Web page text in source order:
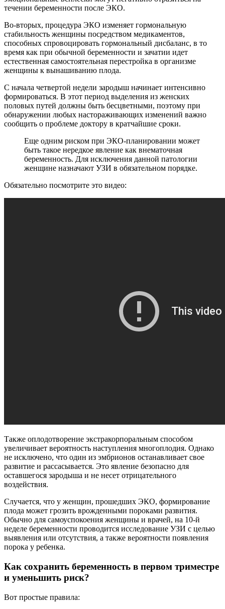
течении беременности после ЭКО.
Во-вторых, процедура ЭКО изменяет гормональную
стабильность женщины посредством медикаментов,
способных спровоцировать гормональный дисбаланс, в то
время как при обычной беременности и зачатии идет
естественная самостоятельная перестройка в организме
женщины к вынашиванию плода.
С начала четвертой недели зародыш начинает интенсивно
формироваться. В этот период выделения из женских
половых путей должны быть бесцветными, поэтому при
обнаружении любых настораживающих изменений важно
сообщить о проблеме доктору в кратчайшие сроки.
Еще одним риском при ЭКО-планировании может
быть такое нередкое явление как внематочная
беременность. Для исключения данной патологии
женщине назначают УЗИ в обязательном порядке.
Обязательно посмотрите это видео:
Также оплодотворение экстракорпоральным способом
увеличивает вероятность наступления многоплодия. Однако
не исключено, что один из эмбрионов останавливает свое
развитие и рассасывается. Это явление безопасно для
оставшегося зародыша и не несет отрицательного
воздействия.
Случается, что у женщин, прошедших ЭКО, формирование
плода может грозить врожденными пороками развития.
Обычно для самоуспокоения женщины и врачей, на 10-й
неделе беременности проводится исследование УЗИ с целью
выявления или отсутствия, а также вероятности появления
порока у ребенка.
Как сохранить беременность в первом триместре
и уменьшить риск?
Вот простые правила: